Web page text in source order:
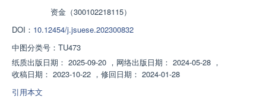
资金（300102218115）
DOI： 10.12454/j.jsuese.202300832
中图分类号： TU473
纸质出版日期： 2025-09-20 ， 网络出版日期： 2024-05-28 ，
收稿日期： 2023-10-22 ， 修回日期： 2024-01-28
引用本文